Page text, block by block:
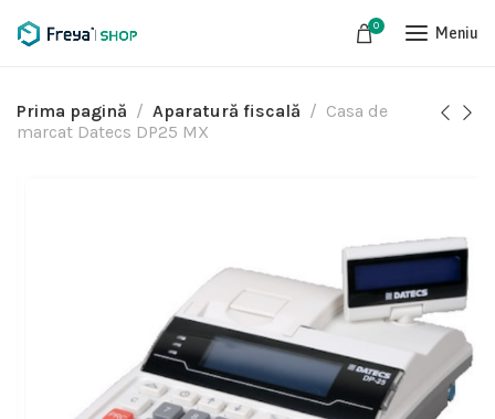
0 Meniu
Prima pagină Aparatură fiscală
Casa de
marcat Datecs DP25 MX